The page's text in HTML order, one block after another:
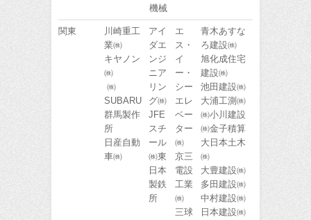
機械
関東
川崎重工
業㈱
キヤノン
㈱
㈱
SUBARU
群馬製作
所
日産自動
車㈱
アイ
ダエ
ンジ
ニア
リン
グ㈱
JFE
スチ
ール
㈱東
日本
製鉄
所
エ
ス・
イ
ー・
シー
エレ
ベー
ター
㈱
京三
電設
工業
㈱
三球
青木あすな
ろ建設㈱
旭化成住宅
建設㈱
池田建設㈱
大浦工測㈱
㈱小川建設
㈱金子積算
大日本土木
㈱
大豊建設㈱
多田建設㈱
中村建設㈱
日本建設㈱